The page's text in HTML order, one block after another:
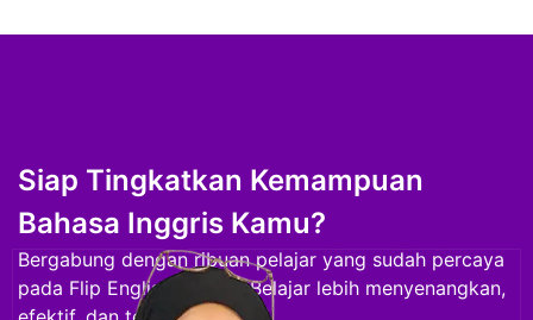
Siap Tingkatkan Kemampuan
Bahasa Inggris Kamu?
Bergabung dengan ribuan pelajar yang sudah percaya
pada Flip English School. Belajar lebih menyenangkan,